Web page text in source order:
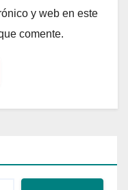
y web en este
comente.